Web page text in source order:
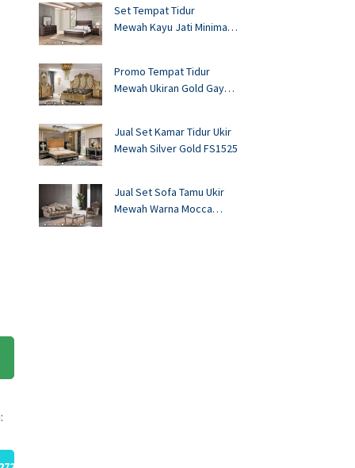
Set Tempat Tidur
Mewah Kayu Jati Minimalis
Promo Tempat Tidur
Mewah Ukiran Gold Gaya
Jual Set Kamar Tidur Ukir
Mewah Silver Gold FS1525
Jual Set Sofa Tamu Ukir
Mewah Warna Mocca